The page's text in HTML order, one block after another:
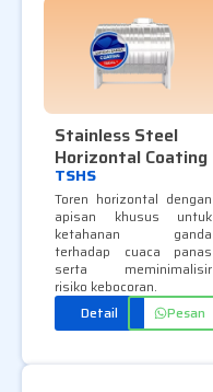
Stainless Steel
Horizontal Coating
TSHS
Toren horizontal dengan
apisan khusus untuk
ketahanan ganda
terhadap cuaca panas
serta meminimalisir
risiko kebocoran.
Detail
Pesan